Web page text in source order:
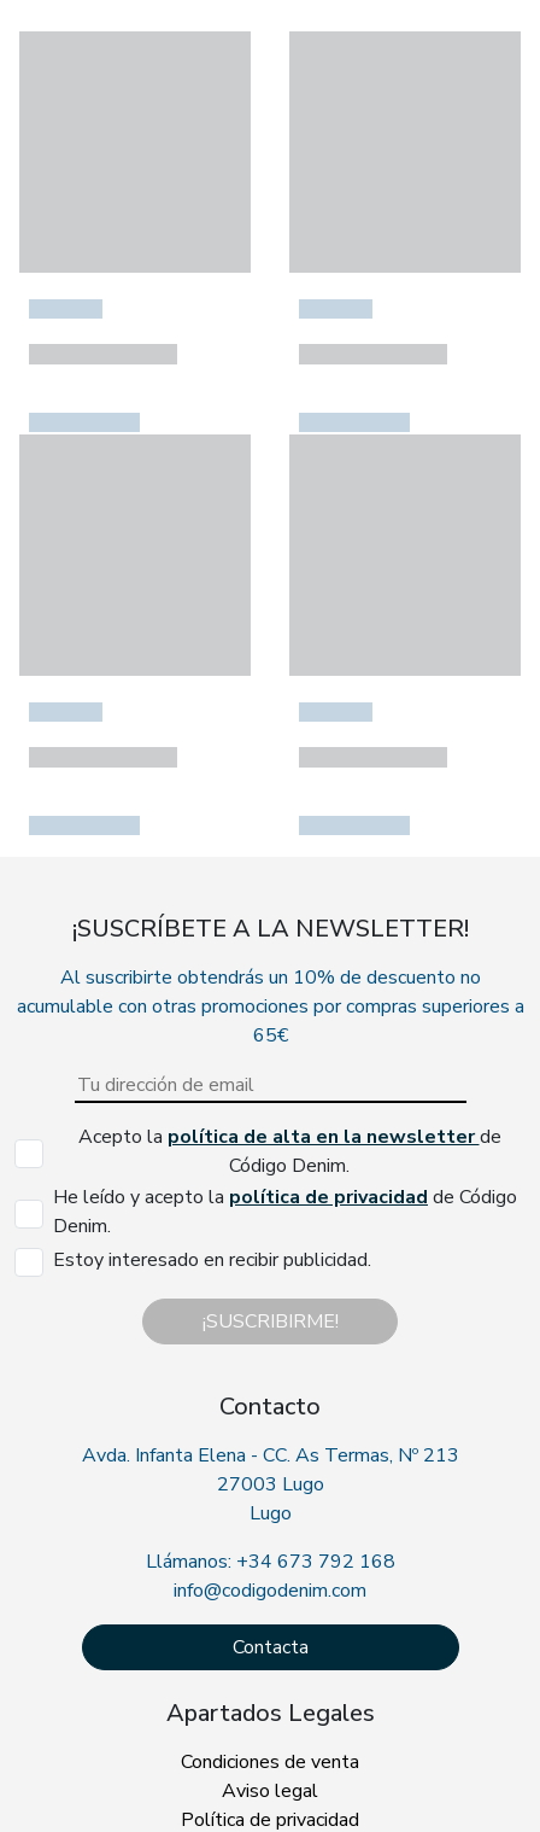
¡SUSCRÍBETE A LA NEWSLETTER!
Al suscribirte obtendrás un 10% de descuento no
acumulable con otras promociones por compras superiores a
65€
Acepto la política de alta en la newsletterde
Código Denim.
He leído y acepto la política de privacidadde Código
Denim.
Estoy interesado en recibir publicidad.
¡SUSCRIBIRME!
Contacto
Avda. Infanta Elena - CC. As Termas, Nº 213
27003 Lugo
Lugo
Llámanos: +34 673 792 168
info@codigodenim.com
Contacta
Apartados Legales
Condiciones de venta
Aviso legal
Política de privacidad